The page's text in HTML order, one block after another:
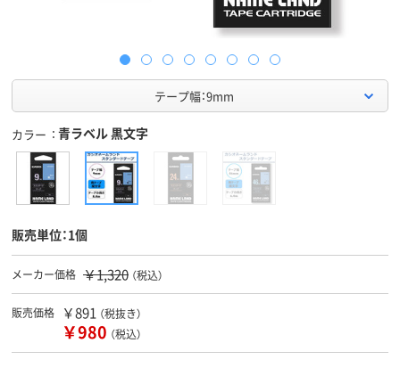
テープ幅：9mm
カラー 青ラベル 黒文字
販売単位：1個
メーカー価格 ￥1,320 （税込）
販売価格 ￥891 （税抜き）
￥980 （税込）